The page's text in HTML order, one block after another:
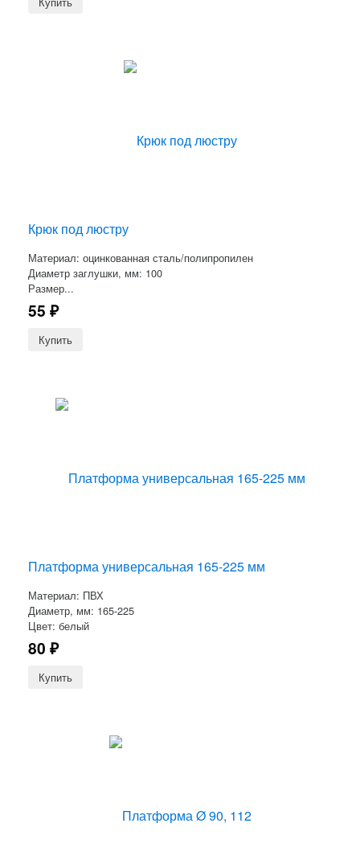
Крюк под люстру
Материал: оцинкованная сталь/полипропилен
Диаметр заглушки, мм: 100
Размер...
55 ₽
Платформа универсальная 165-225 мм
Материал: ПВХ
Диаметр, мм: 165-225
Цвет: белый
80 ₽